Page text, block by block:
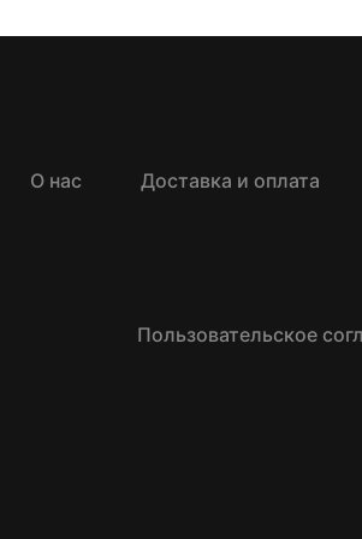
О нас Доставка и оплата
Пользовательское